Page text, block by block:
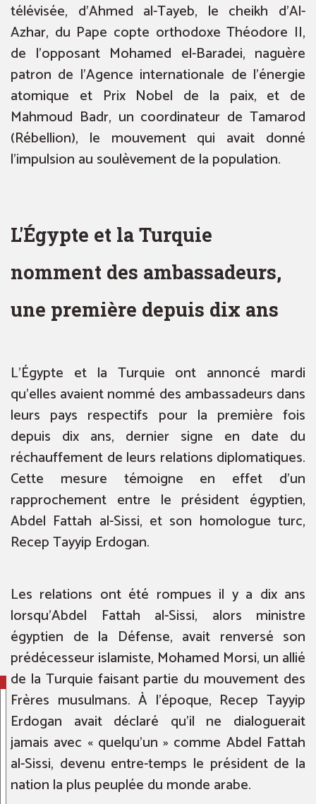
télévisée, d’Ahmed al-Tayeb, le cheikh d’Al-
Azhar, du Pape copte orthodoxe Théodore II,
de l’opposant Mohamed el-Baradei, naguère
patron de l’Agence internationale de l’énergie
atomique et Prix Nobel de la paix, et de
Mahmoud Badr, un coordinateur de Tamarod
(Rébellion), le mouvement qui avait donné
l’impulsion au soulèvement de la population.
L'Égypte et la Turquie
nomment des ambassadeurs,
une première depuis dix ans
L’Égypte et la Turquie ont annoncé mardi
qu’elles avaient nommé des ambassadeurs dans
leurs pays respectifs pour la première fois
depuis dix ans, dernier signe en date du
réchauffement de leurs relations diplomatiques.
Cette mesure témoigne en effet d’un
rapprochement entre le président égyptien,
Abdel Fattah al-Sissi, et son homologue turc,
Recep Tayyip Erdogan.
Les relations ont été rompues il y a dix ans
lorsqu’Abdel Fattah al-Sissi, alors ministre
égyptien de la Défense, avait renversé son
prédécesseur islamiste, Mohamed Morsi, un allié
de la Turquie faisant partie du mouvement des
Frères musulmans. À l’époque, Recep Tayyip
Erdogan avait déclaré qu’il ne dialoguerait
jamais avec « quelqu’un » comme Abdel Fattah
al-Sissi, devenu entre-temps le président de la
nation la plus peuplée du monde arabe.